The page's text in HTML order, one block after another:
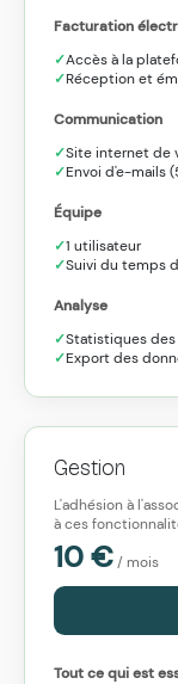
Facturation
Accès à la
Réception et
Communication
Site internet de
Envoi d'e-mails
Équipe
1 utilisateur
Suivi du temps
Analyse
Statistiques
Export des
Gestion
L'adhésion à
à ces
10€/ mois
Tout ce qui est